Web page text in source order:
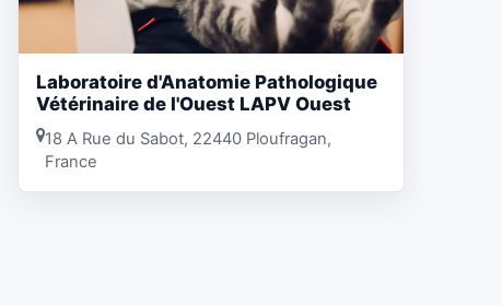
Laboratoire d'Anatomie Pathologique
Vétérinaire de l'Ouest LAPV Ouest
18 A Rue du Sabot, 22440 Ploufragan,
France